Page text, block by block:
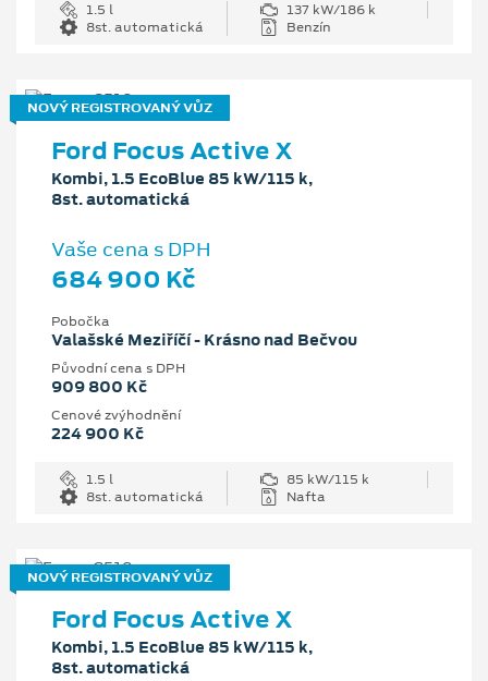
1.5 l
137 kW/186 k
8st. automatická
Benzín
NOVÝ REGISTROVANÝ VŮZ
Ford Focus Active X
Kombi, 1.5 EcoBlue 85 kW/115 k,
8st. automatická
Vaše cena s DPH
684 900 Kč
Pobočka
Valašské Meziříčí - Krásno nad Bečvou
Původní cena s DPH
909 800 Kč
Cenové zvýhodnění
224 900 Kč
1.5 l
85 kW/115 k
8st. automatická
Nafta
NOVÝ REGISTROVANÝ VŮZ
Ford Focus Active X
Kombi, 1.5 EcoBlue 85 kW/115 k,
8st. automatická